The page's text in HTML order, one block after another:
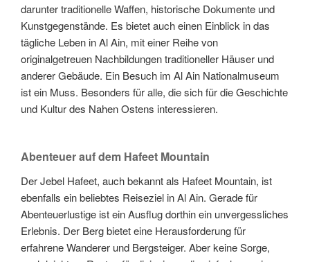
darunter traditionelle Waffen, historische Dokumente und
Kunstgegenstände. Es bietet auch einen Einblick in das
tägliche Leben in Al Ain, mit einer Reihe von
originalgetreuen Nachbildungen traditioneller Häuser und
anderer Gebäude. Ein Besuch im Al Ain Nationalmuseum
ist ein Muss. Besonders für alle, die sich für die Geschichte
und Kultur des Nahen Ostens interessieren.
Abenteuer auf dem Hafeet Mountain
Der Jebel Hafeet, auch bekannt als Hafeet Mountain, ist
ebenfalls ein beliebtes Reiseziel in Al Ain. Gerade für
Abenteuerlustige ist ein Ausflug dorthin ein unvergessliches
Erlebnis. Der Berg bietet eine Herausforderung für
erfahrene Wanderer und Bergsteiger. Aber keine Sorge,